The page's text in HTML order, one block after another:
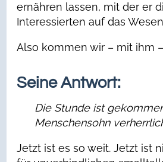
ernähren lassen, mit der er
Interessierten auf das
Also kommen wir – mit ihm
Seine Antwort:
Die Stunde ist
Menschensohn
Jetzt ist es so weit. Jetzt ist